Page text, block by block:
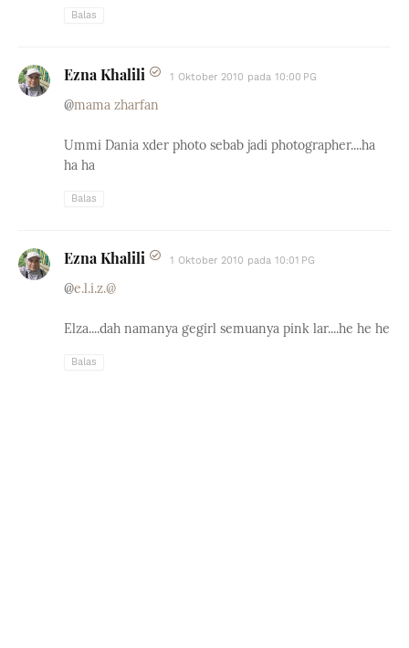
Balas
Ezna Khalili 1 Oktober 2010 pada 10:00 PG
@mama zharfan
Ummi Dania xder photo sebab jadi photographer....ha
ha ha
Balas
Ezna Khalili 1 Oktober 2010 pada 10:01 PG
@e.l.i.z.@
Elza....dah namanya gegirl semuanya pink lar....he he he
Balas